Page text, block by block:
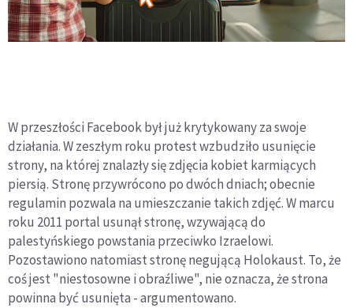
W przeszłości Facebook był już krytykowany za swoje
działania. W zeszłym roku protest wzbudziło usunięcie
strony, na której znalazły się zdjęcia kobiet karmiących
piersią. Stronę przywrócono po dwóch dniach; obecnie
regulamin pozwala na umieszczanie takich zdjęć. W marcu
roku 2011 portal usunął stronę, wzywającą do
palestyńskiego powstania przeciwko Izraelowi.
Pozostawiono natomiast stronę negującą Holokaust. To, że
coś jest "niestosowne i obraźliwe", nie oznacza, że strona
powinna być usunięta - argumentowano.